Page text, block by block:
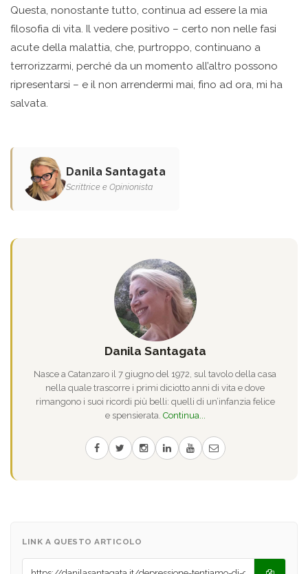
Questa, nonostante tutto, continua ad essere la mia
filosofia di vita. Il vedere positivo – certo non nelle fasi
acute della malattia, che, purtroppo, continuano a
terrorizzarmi, perché da un momento all’altro possono
ripresentarsi – e il non arrendermi mai, fino ad ora, mi ha
salvata.
Danila Santagata
Scrittrice e Opinionista
Danila Santagata
Nasce a Catanzaro il 7 giugno del 1972, sul tavolo della casa
nella quale trascorre i primi diciotto anni di vita e dove
rimangono i suoi ricordi più belli: quelli di un’infanzia felice
e spensierata. Continua...
LINK A QUESTO ARTICOLO